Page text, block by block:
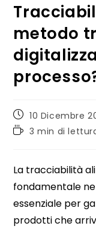
metodo
10 Dicembre
3 min di
La tracciabilità
fondamentale
essenziale per
prodotti che